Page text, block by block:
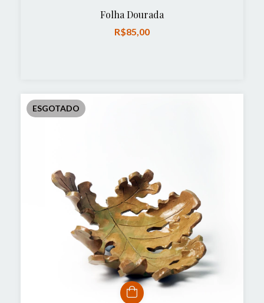
Folha Dourada
R$85,00
ESGOTADO